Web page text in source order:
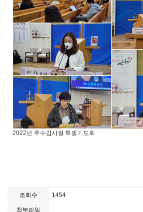
2022년 추수감사절 특별기도회
조회수 1454
첨부파일